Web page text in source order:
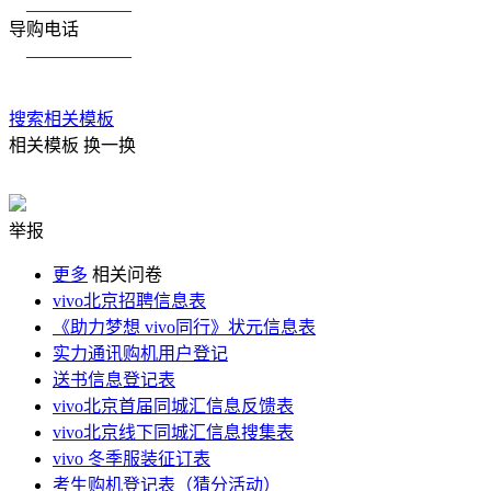
导购电话
搜索相关模板
相关模板 换一换
举报
更多 相关问卷
vivo北京招聘信息表
《助力梦想 vivo同行》状元信息表
实力通讯购机用户登记
送书信息登记表
vivo北京首届同城汇信息反馈表
vivo北京线下同城汇信息搜集表
vivo 冬季服装征订表
考生购机登记表（猜分活动）